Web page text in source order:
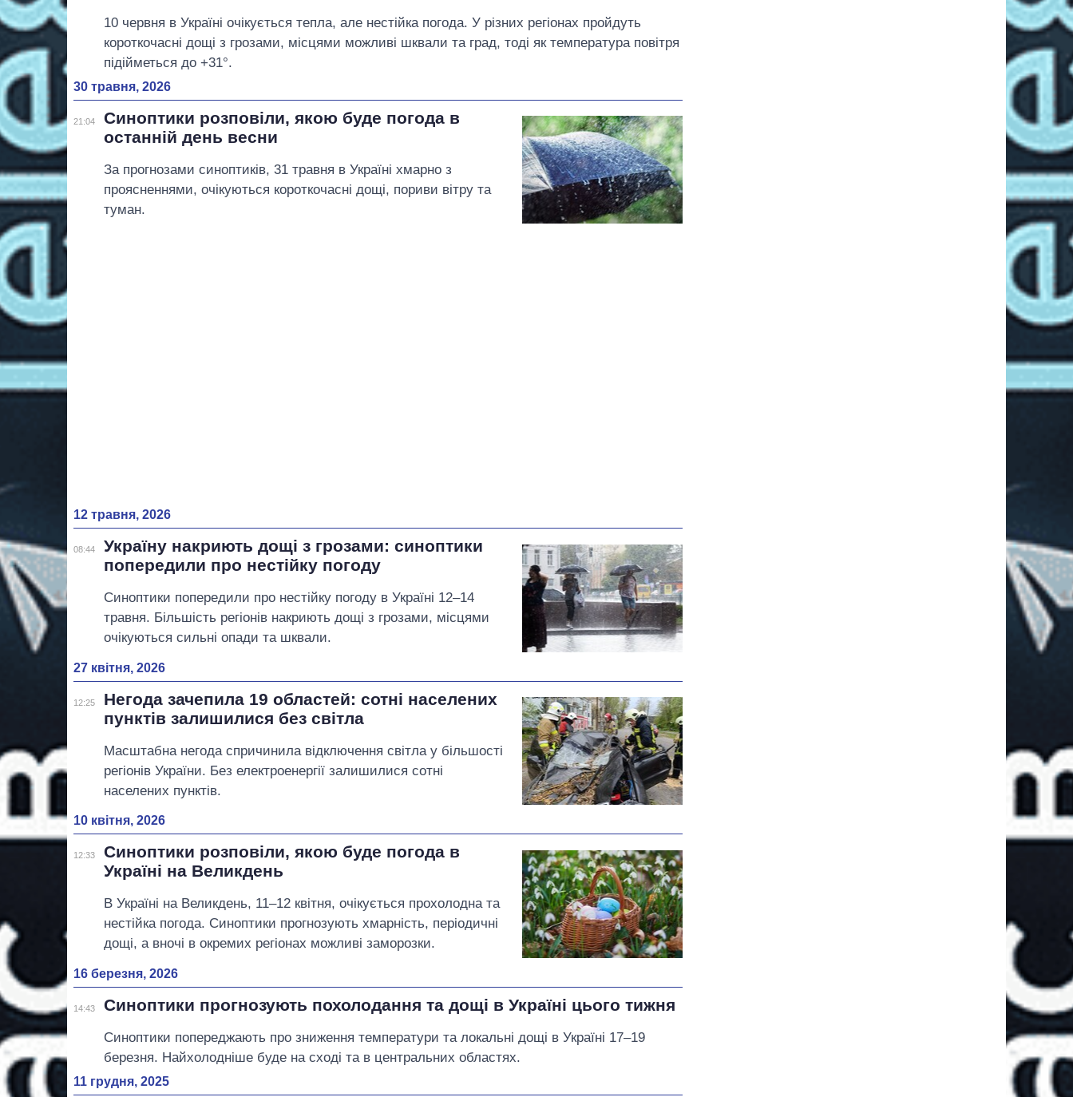
10 червня в Україні очікується тепла, але нестійка погода. У різних регіонах пройдуть
короткочасні дощі з грозами, місцями можливі шквали та град, тоді як температура повітря
підійметься до +31°.
30 травня, 2026
21:04
Синоптики розповіли, якою буде погода в
останній день весни
За прогнозами синоптиків, 31 травня в Україні хмарно з
проясненнями, очікуються короткочасні дощі, пориви вітру та
туман.
12 травня, 2026
08:44
Україну накриють дощі з грозами: синоптики
попередили про нестійку погоду
Синоптики попередили про нестійку погоду в Україні 12–14
травня. Більшість регіонів накриють дощі з грозами, місцями
очікуються сильні опади та шквали.
27 квітня, 2026
12:25
Негода зачепила 19 областей: сотні населених
пунктів залишилися без світла
Масштабна негода спричинила відключення світла у більшості
регіонів України. Без електроенергії залишилися сотні
населених пунктів.
10 квітня, 2026
12:33
Синоптики розповіли, якою буде погода в
Україні на Великдень
В Україні на Великдень, 11–12 квітня, очікується прохолодна та
нестійка погода. Синоптики прогнозують хмарність, періодичні
дощі, а вночі в окремих регіонах можливі заморозки.
16 березня, 2026
14:43 Синоптики прогнозують похолодання та дощі в Україні цього тижня
Синоптики попереджають про зниження температури та локальні дощі в Україні 17–19
березня. Найхолодніше буде на сході та в центральних областях.
11 грудня, 2025